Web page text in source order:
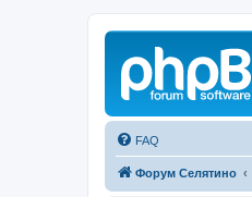
FAQ
Форум Селятино